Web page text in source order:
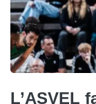
L’ASVEL